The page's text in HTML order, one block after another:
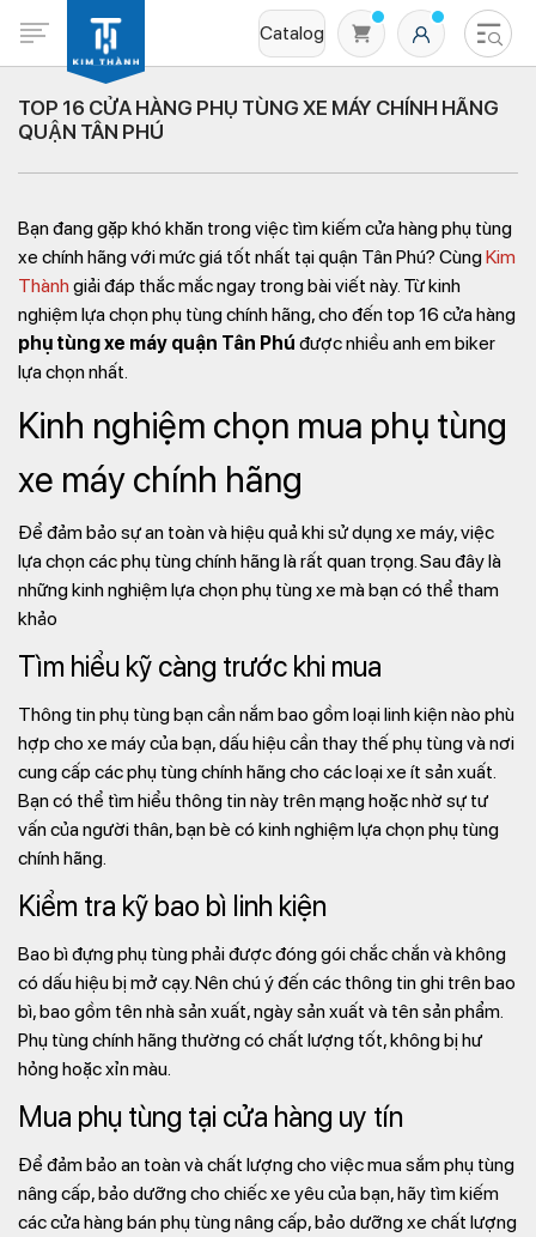
Catalog
Không có sản phẩm nào trong giỏ hàng
TOP 16 CỬA HÀNG PHỤ TÙNG XE MÁY CHÍNH HÃNG
QUẬN TÂN PHÚ
Bạn đang gặp khó khăn trong việc tìm kiếm cửa hàng phụ tùng
xe chính hãng với mức giá tốt nhất tại quận Tân Phú? Cùng Kim
Thành giải đáp thắc mắc ngay trong bài viết này. Từ kinh
nghiệm lựa chọn phụ tùng chính hãng, cho đến top 16 cửa hàng
phụ tùng xe máy quận Tân Phú được nhiều anh em biker
lựa chọn nhất.
Kinh nghiệm chọn mua phụ tùng
xe máy chính hãng
Để đảm bảo sự an toàn và hiệu quả khi sử dụng xe máy, việc
lựa chọn các phụ tùng chính hãng là rất quan trọng. Sau đây là
những kinh nghiệm lựa chọn phụ tùng xe mà bạn có thể tham
khảo
Tìm hiểu kỹ càng trước khi mua
Thông tin phụ tùng bạn cần nắm bao gồm loại linh kiện nào phù
hợp cho xe máy của bạn, dấu hiệu cần thay thế phụ tùng và nơi
cung cấp các phụ tùng chính hãng cho các loại xe ít sản xuất.
Bạn có thể tìm hiểu thông tin này trên mạng hoặc nhờ sự tư
vấn của người thân, bạn bè có kinh nghiệm lựa chọn phụ tùng
chính hãng.
Kiểm tra kỹ bao bì linh kiện
Bao bì đựng phụ tùng phải được đóng gói chắc chắn và không
có dấu hiệu bị mở cạy. Nên chú ý đến các thông tin ghi trên bao
bì, bao gồm tên nhà sản xuất, ngày sản xuất và tên sản phẩm.
Phụ tùng chính hãng thường có chất lượng tốt, không bị hư
hỏng hoặc xỉn màu.
Mua phụ tùng tại cửa hàng uy tín
Để đảm bảo an toàn và chất lượng cho việc mua sắm phụ tùng
nâng cấp, bảo dưỡng cho chiếc xe yêu của bạn, hãy tìm kiếm
các cửa hàng bán phụ tùng nâng cấp, bảo dưỡng xe chất lượng